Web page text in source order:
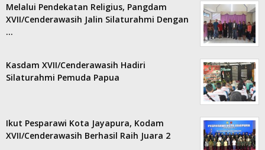
Melalui Pendekatan Religius, Pangdam
XVII/Cenderawasih Jalin Silaturahmi Dengan
…
Kasdam XVII/Cenderawasih Hadiri
Silaturahmi Pemuda Papua
Ikut Pesparawi Kota Jayapura, Kodam
XVII/Cenderawasih Berhasil Raih Juara 2